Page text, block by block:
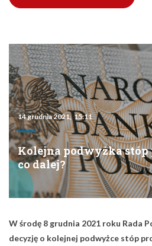
14 grudnia 2021, 15:11
Kolejna podwyżka
co dalej?
W środę 8 grudnia 2021 roku Rada
decyzję o kolejnej podwyżce stóp